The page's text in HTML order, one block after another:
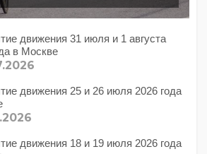
движения 31 июля и 1 августа
в Москве
движения 25 и 26 июля 2026 года
движения 18 и 19 июля 2026 года